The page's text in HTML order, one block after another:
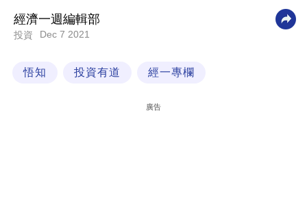
業
科
經濟一週編輯部
投資 Dec 7 2021
悟知 投資有道 經一專欄
廣告